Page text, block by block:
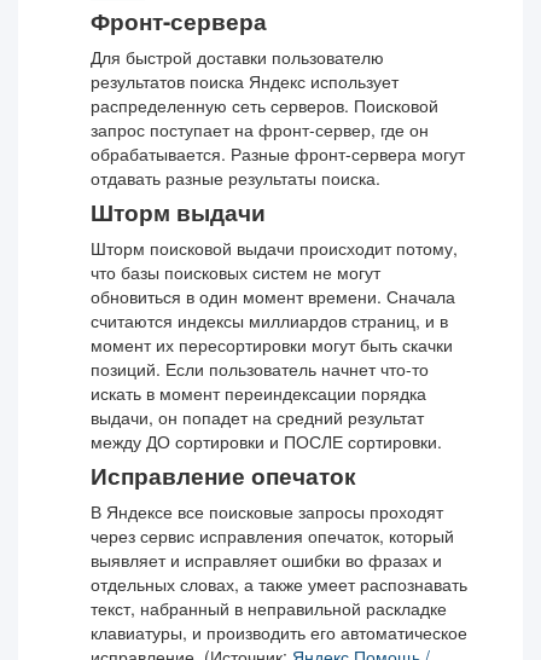
Фронт-сервера
Для быстрой доставки пользователю
результатов поиска Яндекс использует
распределенную сеть серверов. Поисковой
запрос поступает на фронт-сервер, где он
обрабатывается. Разные фронт-сервера могут
отдавать разные результаты поиска.
Шторм выдачи
Шторм поисковой выдачи происходит потому,
что базы поисковых систем не могут
обновиться в один момент времени. Сначала
считаются индексы миллиардов страниц, и в
момент их пересортировки могут быть скачки
позиций. Если пользователь начнет что-то
искать в момент переиндексации порядка
выдачи, он попадет на средний результат
между ДО сортировки и ПОСЛЕ сортировки.
Исправление опечаток
В Яндексе все поисковые запросы проходят
через сервис исправления опечаток, который
выявляет и исправляет ошибки во фразах и
отдельных словах, а также умеет распознавать
текст, набранный в неправильной раскладке
клавиатуры, и производить его автоматическое